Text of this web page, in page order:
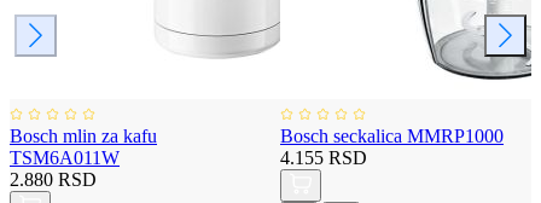
Bosch mlin za kafu
TSM6A011W
2.880 RSD
Bosch seckalica MMRP1000
4.155 RSD